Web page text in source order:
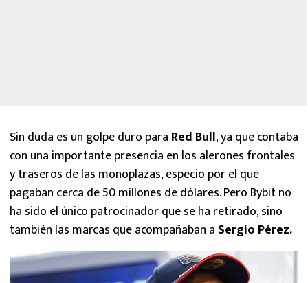
Sin duda es un golpe duro para Red Bull, ya que contaba
con una importante presencia en los alerones frontales
y traseros de las monoplazas, especio por el que
pagaban cerca de 50 millones de dólares. Pero Bybit no
ha sido el único patrocinador que se ha retirado, sino
también las marcas que acompañaban a Sergio Pérez.